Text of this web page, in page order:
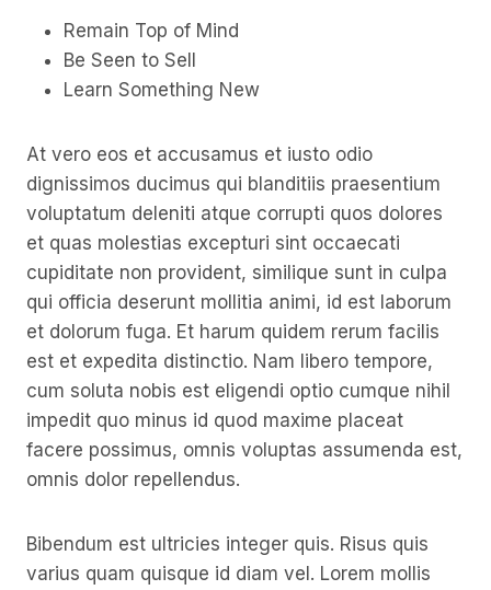
Remain Top of Mind
Be Seen to Sell
Learn Something New
At vero eos et accusamus et iusto odio
dignissimos ducimus qui blanditiis praesentium
voluptatum deleniti atque corrupti quos dolores
et quas molestias excepturi sint occaecati
cupiditate non provident, similique sunt in culpa
qui officia deserunt mollitia animi, id est laborum
et dolorum fuga. Et harum quidem rerum facilis
est et expedita distinctio. Nam libero tempore,
cum soluta nobis est eligendi optio cumque nihil
impedit quo minus id quod maxime placeat
facere possimus, omnis voluptas assumenda est,
omnis dolor repellendus.
Bibendum est ultricies integer quis. Risus quis
varius quam quisque id diam vel. Lorem mollis